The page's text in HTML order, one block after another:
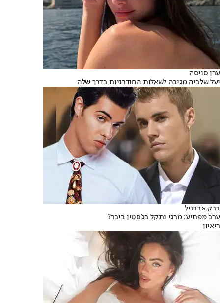
ערן סויסה
יעל שלביה מגיבה לשאלות החודרניות בדרך שלה
ברק אברגיל
ערב מפתיע: מרגי נתקל בג'סטין ביבר?
ריאיון